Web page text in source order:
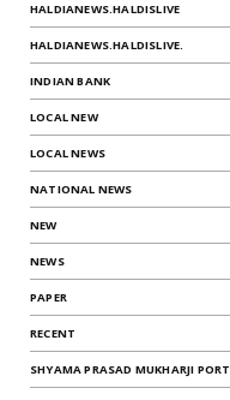
HALDIANEWS.HALDISLIVE
HALDIANEWS.HALDISLIVE.
INDIAN BANK
LOCAL NEW
LOCAL NEWS
NATIONAL NEWS
NEW
NEWS
PAPER
RECENT
SHYAMA PRASAD MUKHARJI PORT